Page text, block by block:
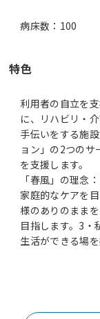
病床数：100
特色
利用者の自立を
に、リハビリ・
手伝いをする施
ョン」の2つのサ
を支援します。
「春風」の理念
家庭的なケアを
様のありのまま
目指します。3・
生活ができる場を